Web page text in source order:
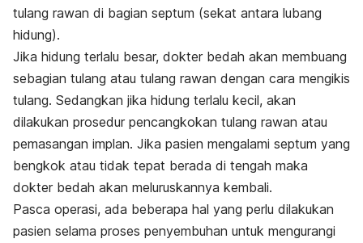
tulang rawan di bagian septum (sekat antara lubang
hidung).
Jika hidung terlalu besar, dokter bedah akan membuang
sebagian tulang atau tulang rawan dengan cara mengikis
tulang. Sedangkan jika hidung terlalu kecil, akan
dilakukan prosedur pencangkokan tulang rawan atau
pemasangan implan. Jika pasien mengalami septum yang
bengkok atau tidak tepat berada di tengah maka
dokter bedah akan meluruskannya kembali.
Pasca operasi, ada beberapa hal yang perlu dilakukan
pasien selama proses penyembuhan untuk mengurangi